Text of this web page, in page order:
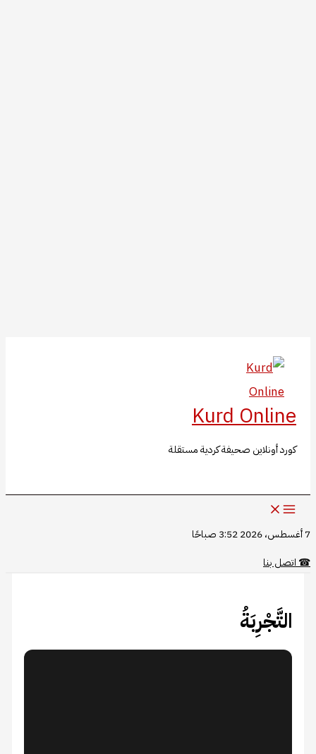
المحتوى
Kurd Online
كورد أونلاين صحيفة كردية مستقلة
7 أغسطس، 2026 3:52 صباحًا
☎اتصل بنا
التَّجْرِبَةُ